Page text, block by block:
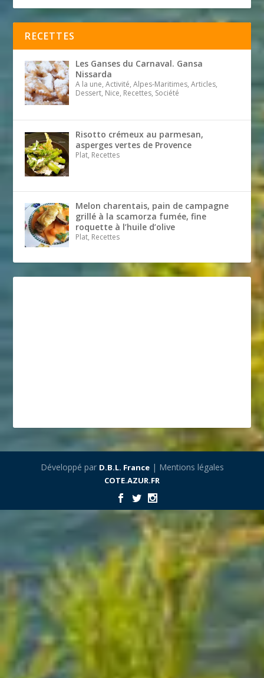
RECETTES
Les Ganses du Carnaval. Gansa
Nissarda
A la une, Activité, Alpes-Maritimes, Articles,
Dessert, Nice, Recettes, Société
Risotto crémeux au parmesan,
asperges vertes de Provence
Plat, Recettes
Melon charentais, pain de campagne
grillé à la scamorza fumée, fine
roquette à l’huile d’olive
Plat, Recettes
Développé par D.B.L. France| Mentions légales
COTE.AZUR.FR